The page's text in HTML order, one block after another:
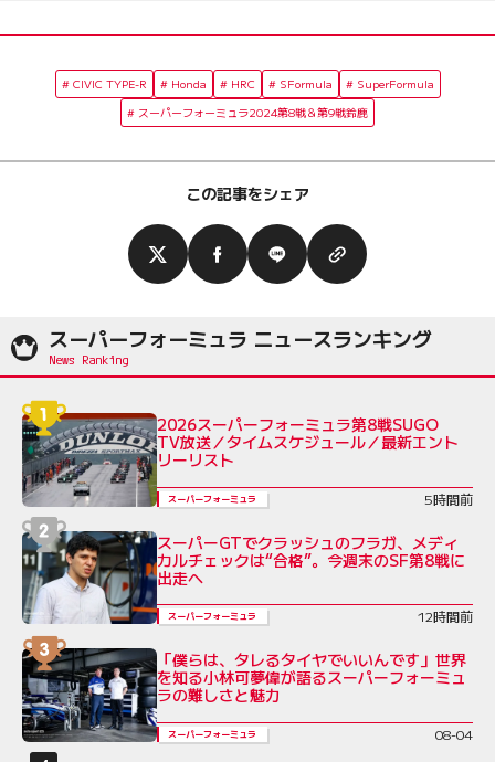
CIVIC TYPE-R Honda HRC SFormula
SuperFormula
スーパーフォーミュラ2024第8戦＆第9戦鈴鹿
この記事をシェア
スーパーフォーミュラ ニュースランキング
2026スーパーフォーミュラ第8戦SUGO
TV放送／タイムスケジュール／最新エント
リーリスト
スーパーフォーミュラ 5時間前
スーパーGTでクラッシュのフラガ、メディ
カルチェックは“合格”。今週末のSF第8戦に
出走へ
スーパーフォーミュラ 12時間前
「僕らは、タレるタイヤでいいんです」世界
を知る小林可夢偉が語るスーパーフォーミュ
ラの難しさと魅力
スーパーフォーミュラ 08-04